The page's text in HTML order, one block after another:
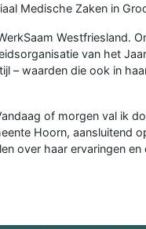
Medische Zaken in
Westfriesland.
van het
– waarden die ook in
of morgen val ik
Hoorn, aansluitend
over haar ervaringen